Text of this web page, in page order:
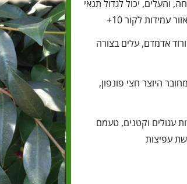
והעלים, יכול לגדול תנאי
עמידות לקור 10+
אדמדם, עלים בצורה
היוצר חצי פונפון,
עגולים וקטנים, טעמם
עפיצות